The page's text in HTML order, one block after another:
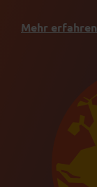
Mehr erfahren